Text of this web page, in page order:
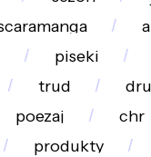
piseki
trud
poezaj chr
produkty